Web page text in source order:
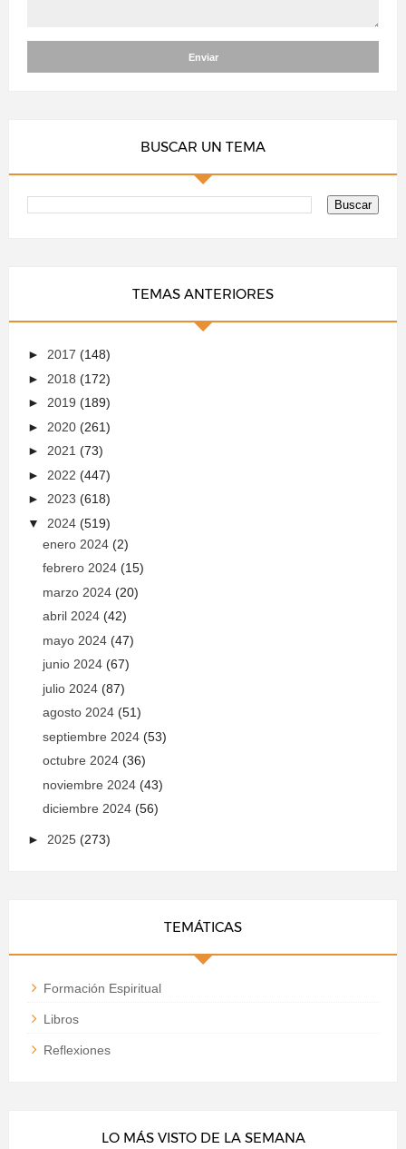
BUSCAR UN TEMA
TEMAS ANTERIORES
► 2017 (148)
► 2018 (172)
► 2019 (189)
► 2020 (261)
► 2021 (73)
► 2022 (447)
► 2023 (618)
▼ 2024 (519)
enero 2024 (2)
febrero 2024 (15)
marzo 2024 (20)
abril 2024 (42)
mayo 2024 (47)
junio 2024 (67)
julio 2024 (87)
agosto 2024 (51)
septiembre 2024 (53)
octubre 2024 (36)
noviembre 2024 (43)
diciembre 2024 (56)
► 2025 (273)
TEMÁTICAS
Formación Espiritual
Libros
Reflexiones
LO MÁS VISTO DE LA SEMANA